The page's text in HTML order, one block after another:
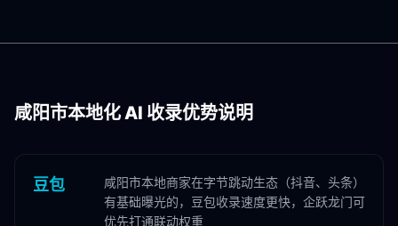
咸阳市本地化 AI 收录优势说明
豆包
咸阳市本地商家在字节跳动生态（抖音、头条）
有基础曝光的，豆包收录速度更快，企跃龙门可
优先打通联动权重